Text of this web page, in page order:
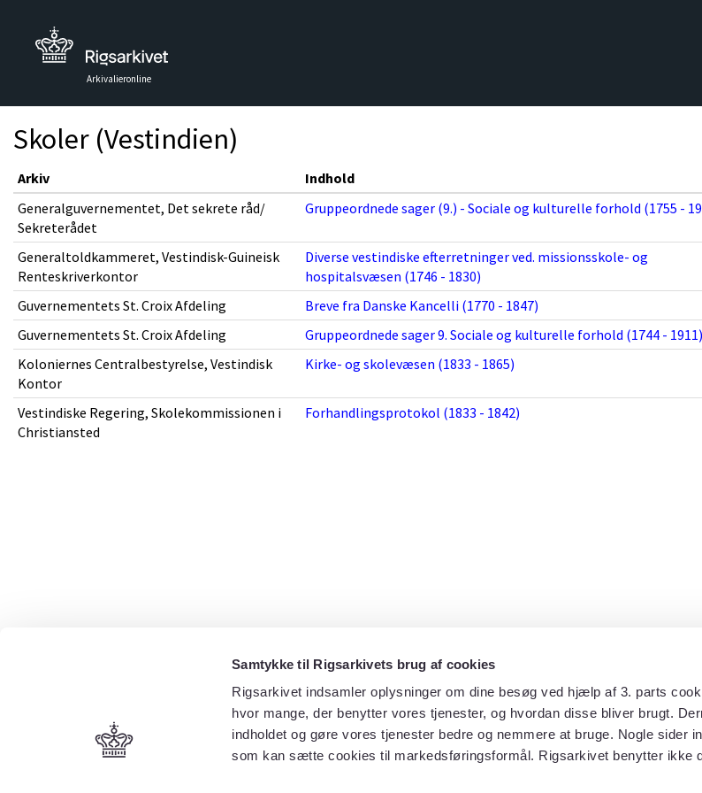
Samtykke til Rigsarkivets brug af cookies
Rigsarkivet indsamler oplysninger om dine besøg ved hjælp af 3. parts
hvor mange, der benytter vores tjenester, og hvordan disse bliver brugt.
indholdet og gøre vores tjenester bedre og nemmere at bruge. Nogle sider
som kan sætte cookies til markedsføringsformål. Rigsarkivet benytter ikke
Arkivalieronline
Skoler (Vestindien)
Arkiv
Indhold
Generalguvernementet, Det sekrete råd/
Sekreterådet
Gruppeordnede sager (9.) - Sociale og kulturelle forhold (1755 -
Generaltoldkammeret, Vestindisk-Guineisk
Renteskriverkontor
Diverse vestindiske efterretninger ved. missionsskole- og
hospitalsvæsen (1746 - 1830)
Guvernementets St. Croix Afdeling
Breve fra Danske Kancelli (1770 - 1847)
Guvernementets St. Croix Afdeling
Gruppeordnede sager 9. Sociale og kulturelle forhold (1744 - 1911)
Koloniernes Centralbestyrelse, Vestindisk
Kontor
Kirke- og skolevæsen (1833 - 1865)
Vestindiske Regering, Skolekommissionen i
Christiansted
Forhandlingsprotokol (1833 - 1842)